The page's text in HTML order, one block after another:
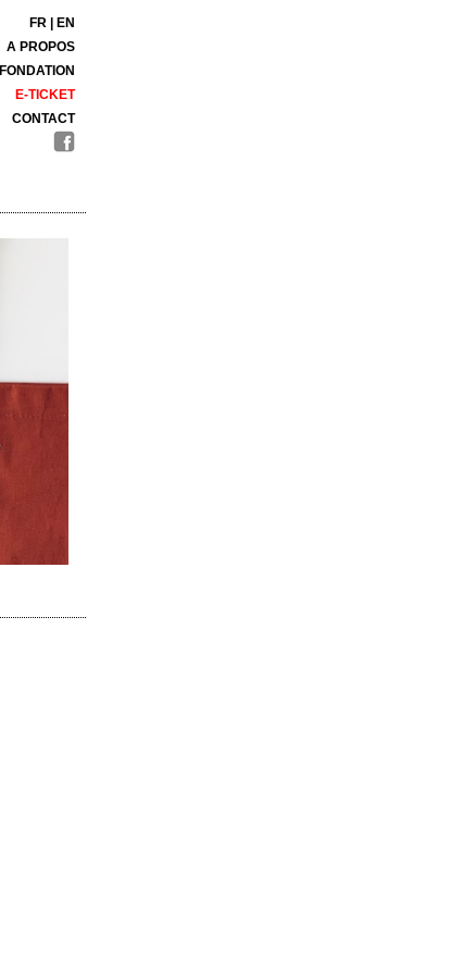
FR
EN
A PROPOS
FONDATION
E-TICKET
CONTACT